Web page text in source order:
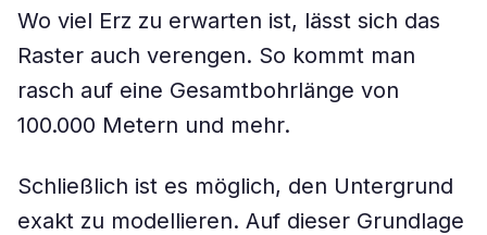
Wo viel Erz zu erwarten ist, lässt sich das
Raster auch verengen. So kommt man
rasch auf eine Gesamtbohrlänge von
100.000 Metern und mehr.
Schließlich ist es möglich, den Untergrund
exakt zu modellieren. Auf dieser Grundlage